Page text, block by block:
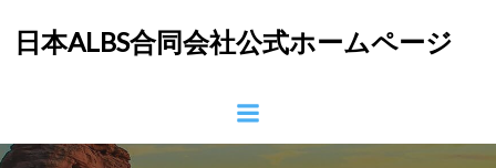
ン
ツ
へ
日本ALBS合同会社公式ホームページ